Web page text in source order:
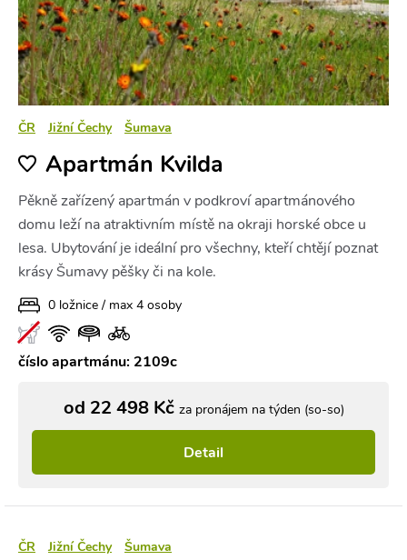
ČR Jižní Čechy Šumava
Apartmán Kvilda
Pěkně zařízený apartmán v podkroví apartmánového
domu leží na atraktivním místě na okraji horské obce u
lesa. Ubytování je ideální pro všechny, kteří chtějí poznat
krásy Šumavy pěšky či na kole.
0 ložnice / max 4 osoby
číslo apartmánu: 2109c
od 22 498 Kč za pronájem na týden (so-so)
Detail
ČR Jižní Čechy Šumava